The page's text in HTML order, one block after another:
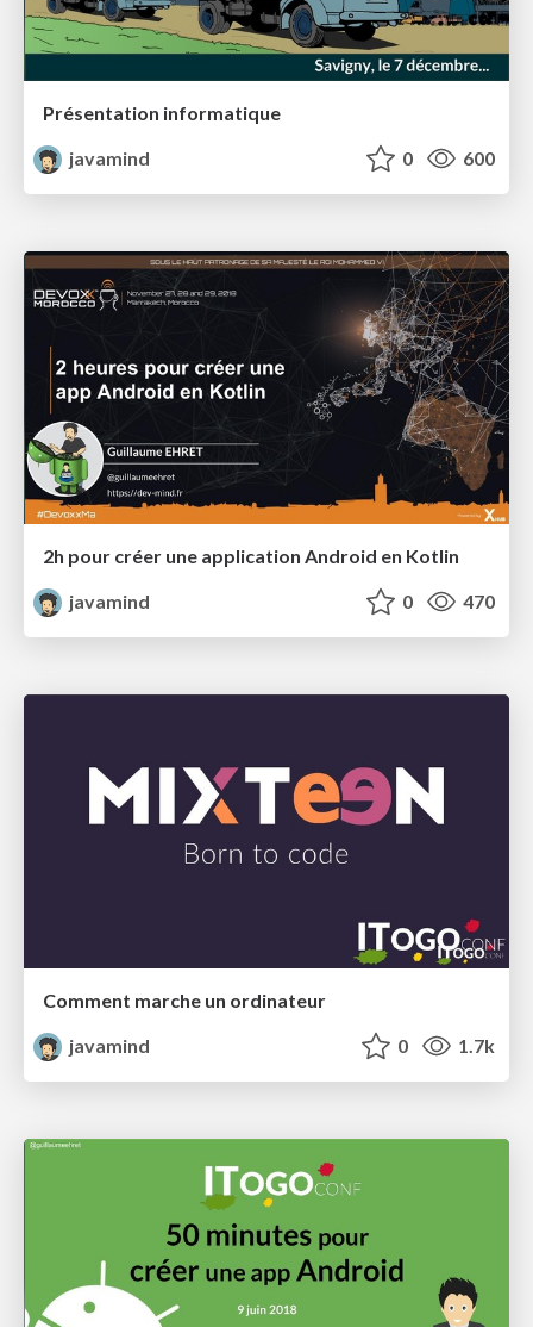
Présentation informatique
javamind
0 600
2h pour créer une application Android en Kotlin
javamind
0 470
Comment marche un ordinateur
javamind
0 1.7k